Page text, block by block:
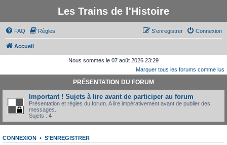
Les Trains de l'Histoire
FAQ Règles Connexion
S’enregistrer
Accueil
Nous sommes le 07 août 2026 23:29
Marquer tous les forums comme lus
PRÉSENTATION DU FORUM
Important ! Sujets à lire avant de participer au forum
Présentation et règles du forum. A lire impérativement avant de publier des
messages.
Sujets : 4
CONNEXION • S’ENREGISTRER